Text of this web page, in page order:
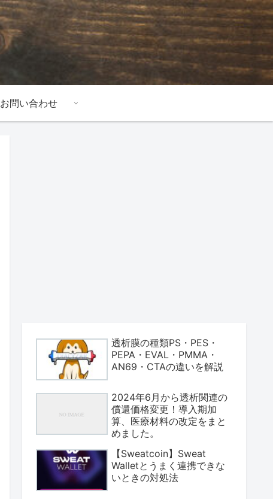
お問い合わせ
透析膜の種類PS・PES・
PEPA・EVAL・PMMA・
AN69・CTAの違いを解説
2024年6月から透析関連の
償還価格変更！導入期加
算、医療材料の改定をまと
めました。
【Sweatcoin】Sweat
Walletとうまく連携できな
いときの対処法